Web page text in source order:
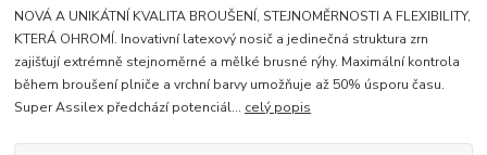
NOVÁ A UNIKÁTNÍ KVALITA BROUŠENÍ, STEJNOMĚRNOSTI A FLEXIBILITY,
KTERÁ OHROMÍ. Inovativní latexový nosič a jedinečná struktura zrn
zajišťují extrémně stejnoměrné a mělké brusné rýhy. Maximální kontrola
během broušení plniče a vrchní barvy umožňuje až 50% úsporu času.
Super Assilex předchází potenciál... celý popis